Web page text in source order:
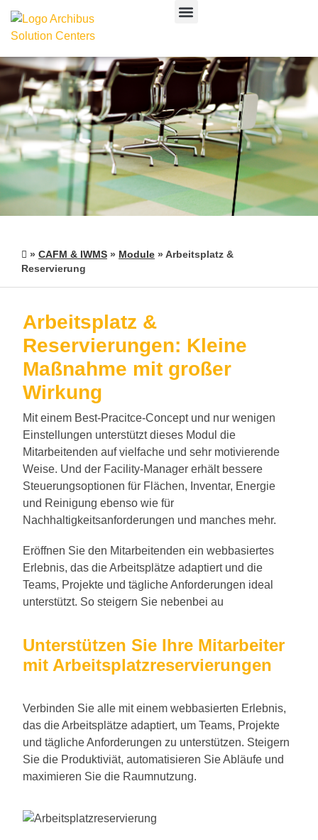
» CAFM & IWMS » Module » Arbeitsplatz &
Reservierung
Arbeitsplatz &
Reservierungen: Kleine
Maßnahme mit großer
Wirkung
Mit einem Best-Pracitce-Concept und nur wenigen
Einstellungen unterstützt dieses Modul die
Mitarbeitenden auf vielfache und sehr motivierende
Weise. Und der Facility-Manager erhält bessere
Steuerungsoptionen für Flächen, Inventar, Energie
und Reinigung ebenso wie für
Nachhaltigkeitsanforderungen und manches mehr.
Eröffnen Sie den Mitarbeitenden ein webbasiertes
Erlebnis, das die Arbeitsplätze adaptiert und die
Teams, Projekte und tägliche Anforderungen ideal
unterstützt. So steigern Sie nebenbei au
Unterstützen Sie Ihre Mitarbeiter
mit Arbeitsplatzreservierungen
Verbinden Sie alle mit einem webbasierten Erlebnis,
das die Arbeitsplätze adaptiert, um Teams, Projekte
und tägliche Anforderungen zu unterstützen. Steigern
Sie die Produktiviät, automatisieren Sie Abläufe und
maximieren Sie die Raumnutzung.